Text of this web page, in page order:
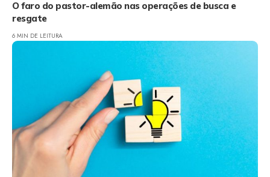
O faro do pastor-alemão nas operações de busca e
resgate
6 MIN DE LEITURA